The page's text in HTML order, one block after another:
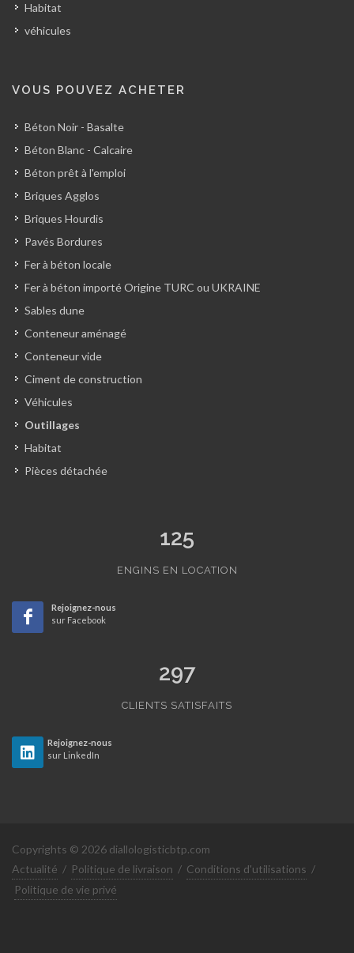
Habitat
véhicules
VOUS POUVEZ ACHETER
Béton Noir - Basalte
Béton Blanc - Calcaire
Béton prêt à l'emploi
Briques Agglos
Briques Hourdis
Pavés Bordures
Fer à béton locale
Fer à béton importé Origine TURC ou UKRAINE
Sables dune
Conteneur aménagé
Conteneur vide
Ciment de construction
Véhicules
Outillages
Habitat
Pièces détachée
125
ENGINS EN LOCATION
Rejoignez-nous
sur Facebook
297
CLIENTS SATISFAITS
Rejoignez-nous
sur LinkedIn
Copyrights © 2026 diallologisticbtp.com
Actualité / Politique de livraison / Conditions d'utilisations /
Politique de vie privé